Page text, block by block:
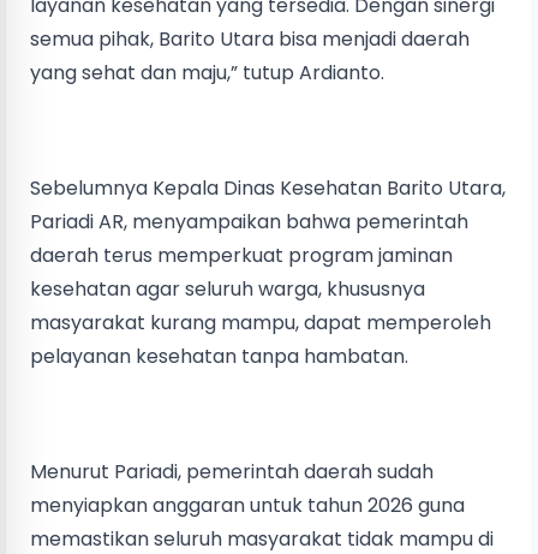
semua pihak, Barito Utara bisa menjadi daerah
yang sehat dan maju,” tutup Ardianto.
Sebelumnya Kepala Dinas Kesehatan Barito Utara,
Pariadi AR, menyampaikan bahwa pemerintah
daerah terus memperkuat program jaminan
kesehatan agar seluruh warga, khususnya
masyarakat kurang mampu, dapat memperoleh
pelayanan kesehatan tanpa hambatan.
Menurut Pariadi, pemerintah daerah sudah
menyiapkan anggaran untuk tahun 2026 guna
memastikan seluruh masyarakat tidak mampu di